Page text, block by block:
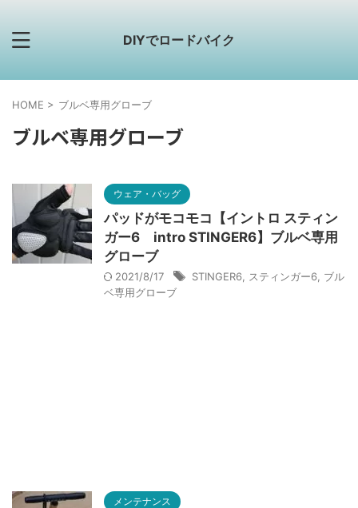
DIYでロードバイク
HOME > ブルベ専用グローブ
ブルベ専用グローブ
ウェア・バッグ
パッドがモコモコ【イントロ スティン
ガー6 intro STINGER6】ブルベ専用
グローブ
2021/8/17 STINGER6 スティンガー6 ブル
ベ専用グローブ
メンテナンス